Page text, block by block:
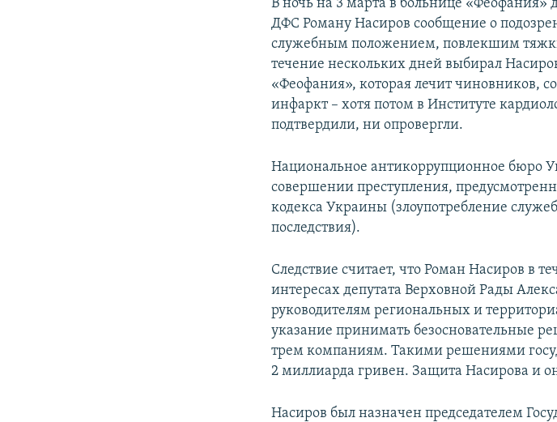
В ночь на 3 марта в больнице
ДФС Роману Насиров сообщение о
служебным положением, повлекшим
течение нескольких дней выбирал
«Феофания», которая лечит чиновников,
инфаркт – хотя потом в Институте
подтвердили, ни опровергли.
Национальное антикоррупционное бюро
совершении преступления,
кодекса Украины (злоупотребление
последствия).
Следствие считает, что Роман Насиров в
интересах депутата Верховной Рады
руководителям региональных и
указание принимать безосновательные
трем компаниям. Такими решениями
2 миллиарда гривен. Защита Насирова и
Насиров был назначен председателем